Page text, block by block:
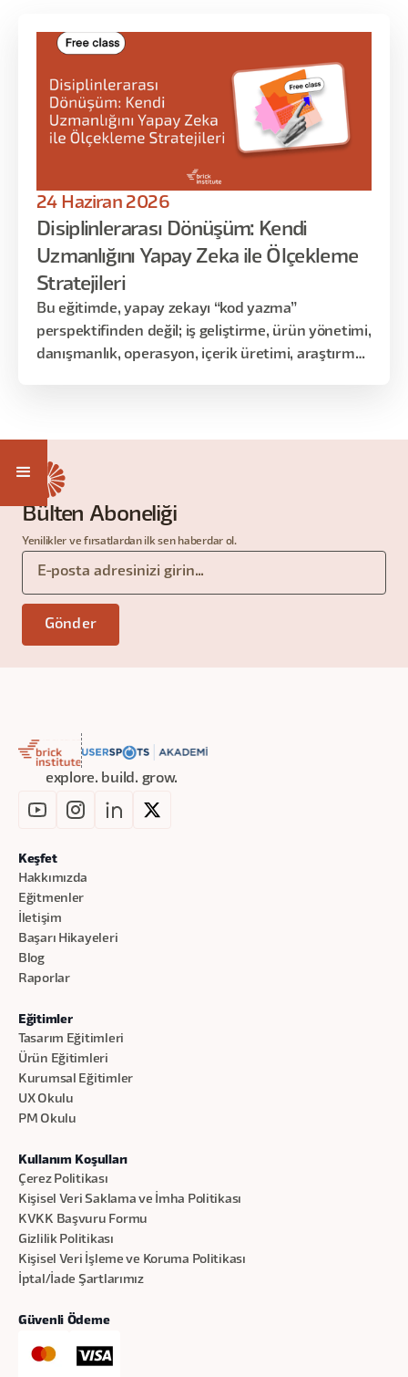
24 Haziran 2026
Disiplinlerarası Dönüşüm: Kendi
Uzmanlığını Yapay Zeka ile Ölçekleme
Stratejileri
Bu eğitimde, yapay zekayı “kod yazma”
perspektifinden değil; iş geliştirme, ürün yönetimi,
danışmanlık, operasyon, içerik üretimi, araştırma
Bülten Aboneliği
Yenilikler ve fırsatlardan ilk sen haberdar ol.
explore. build. grow.
Keşfet
Hakkımızda
Eğitmenler
İletişim
Başarı Hikayeleri
Blog
Raporlar
Eğitimler
Tasarım Eğitimleri
Ürün Eğitimleri
Kurumsal Eğitimler
UX Okulu
PM Okulu
Kullanım Koşulları
Çerez Politikası
Kişisel Veri Saklama ve İmha Politikası
KVKK Başvuru Formu
Gizlilik Politikası
Kişisel Veri İşleme ve Koruma Politikası
İptal/İade Şartlarımız
Güvenli Ödeme